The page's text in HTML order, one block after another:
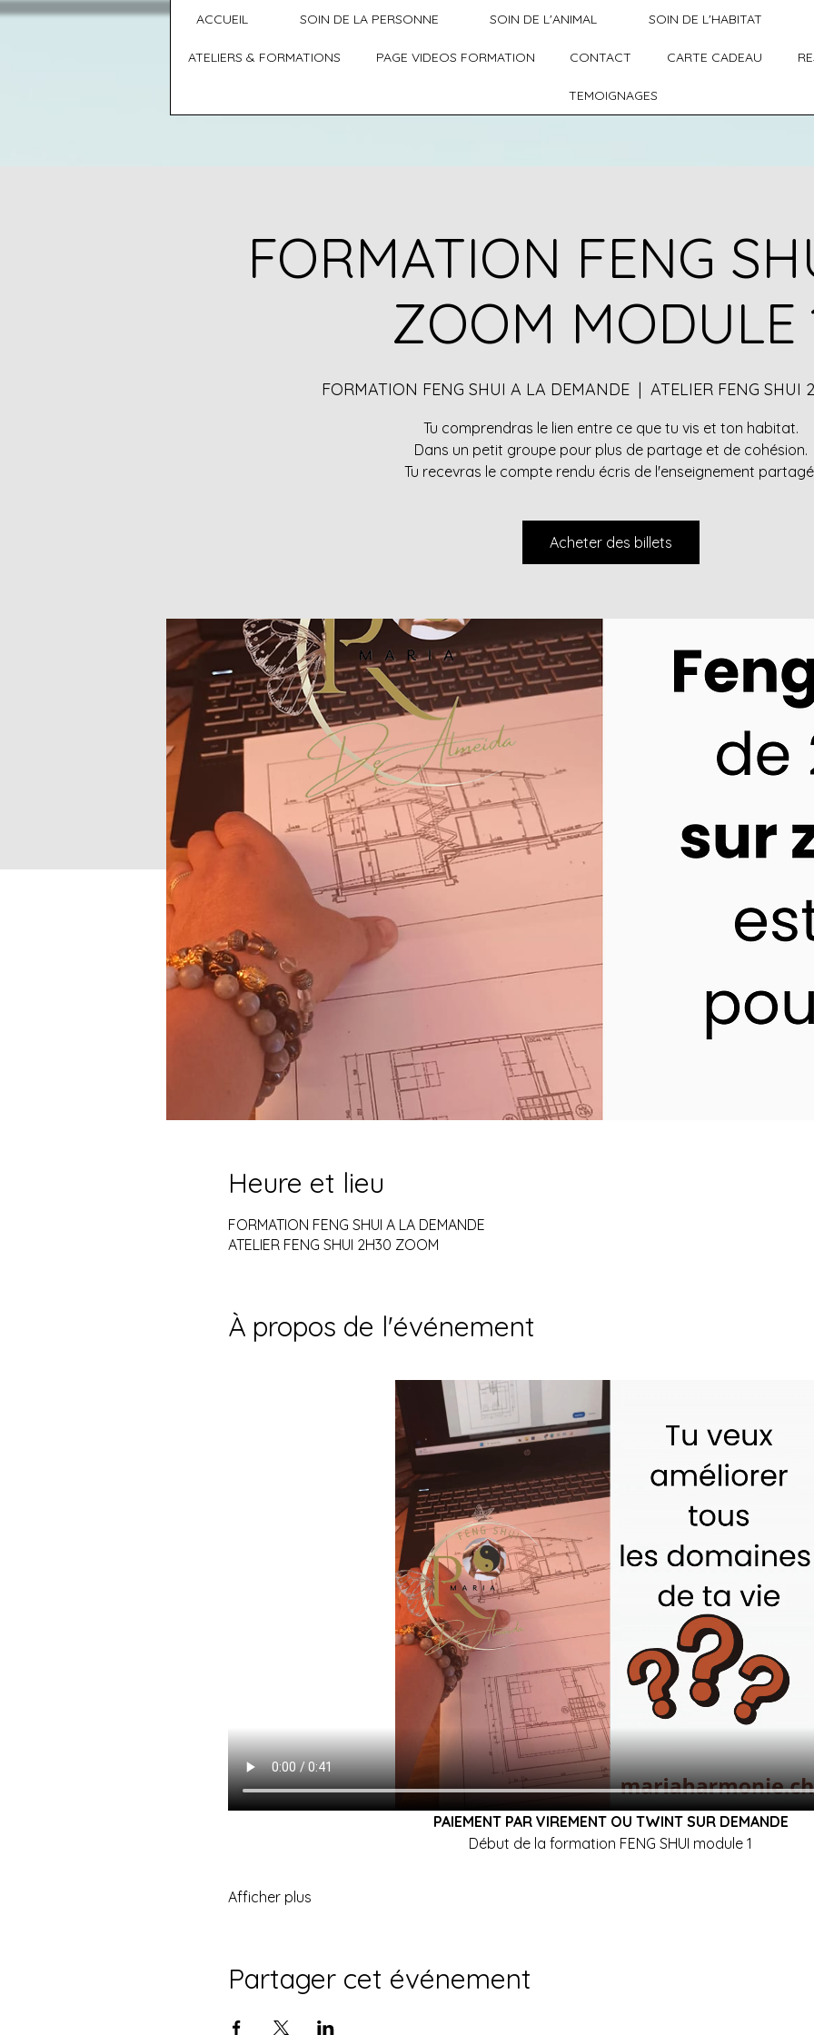
ACCUEIL SOIN DE LA PERSONNE SOIN DE L'ANIMAL SOIN DE L'HABITAT
ATELIERS & FORMATIONS PAGE VIDEOS FORMATION CONTACT CARTE CADEAU
TEMOIGNAGES
FORMATION FENG
ZOOM MODULE
FORMATION FENG SHUI A LA DEMANDE
  |
ATELIER FENG SHUI
Tu comprendras le lien entre ce que tu vis et ton habitat.
Dans un petit groupe pour plus de partage et de cohésion.
Tu recevras le compte rendu écris de l'enseignement
Acheter des billets
Heure et lieu
FORMATION FENG SHUI A LA DEMANDE
ATELIER FENG SHUI 2H30 ZOOM
À propos de l'événement
PAIEMENT PAR VIREMENT OU TWINT SUR DEMANDE
Début de la formation FENG SHUI module 1
Afficher plus
Partager cet événement